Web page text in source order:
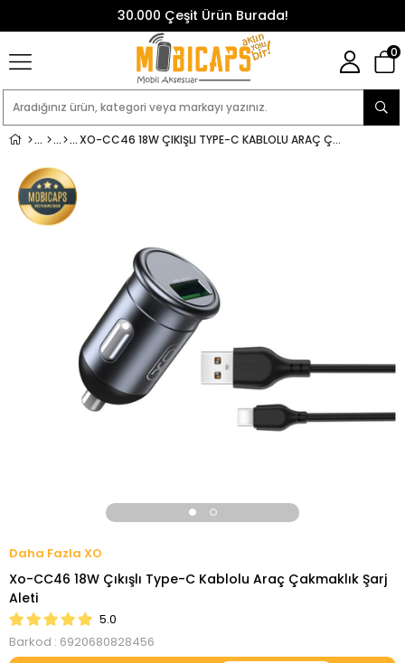
30.000 Çeşit Ürün Burada!
0
XO-CC46 18W ÇIKIŞLI TYPE-C KABLOLU ARAÇ ÇAKMAKLIK ŞARJ ALETI
XO
Xo-CC46 18W Çıkışlı Type-C Kablolu Araç Çakmaklık Şarj
Aleti
5.0
Barkod : 6920680828456